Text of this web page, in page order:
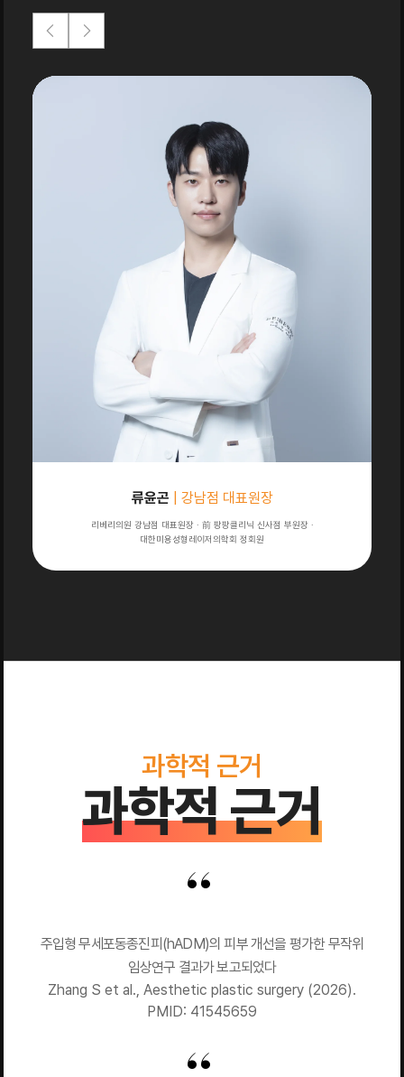
류윤곤 | 강남점 대표원장
리베리의원 강남점 대표원장 · 前 팡팡클리닉 신사점 부원장 ·
대한미용성형레이저의학회 정회원
과학적 근거
과학적 근거
주입형 무세포동종진피(hADM)의 피부 개선을 평가한 무작위
임상연구 결과가 보고되었다
Zhang S et al., Aesthetic plastic surgery (2026).
PMID: 41545659